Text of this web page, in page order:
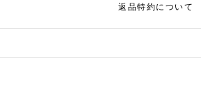
返品特約について